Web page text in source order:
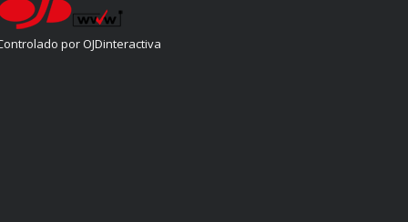
por OJDinteractiva